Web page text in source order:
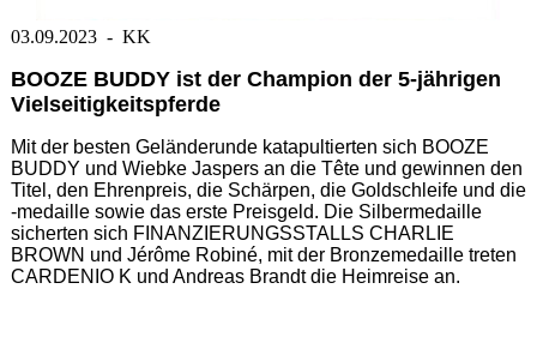
03.09.2023 - KK
BOOZE BUDDY ist der Champion der 5-jährigen
Vielseitigkeitspferde
Mit der besten Geländerunde katapultierten sich BOOZE
BUDDY und Wiebke Jaspers an die Tête und gewinnen den
Titel, den Ehrenpreis, die Schärpen, die Goldschleife und die
-medaille sowie das erste Preisgeld. Die Silbermedaille
sicherten sich FINANZIERUNGSSTALLS CHARLIE
BROWN und Jérôme Robiné, mit der Bronzemedaille treten
CARDENIO K und Andreas Brandt die Heimreise an.